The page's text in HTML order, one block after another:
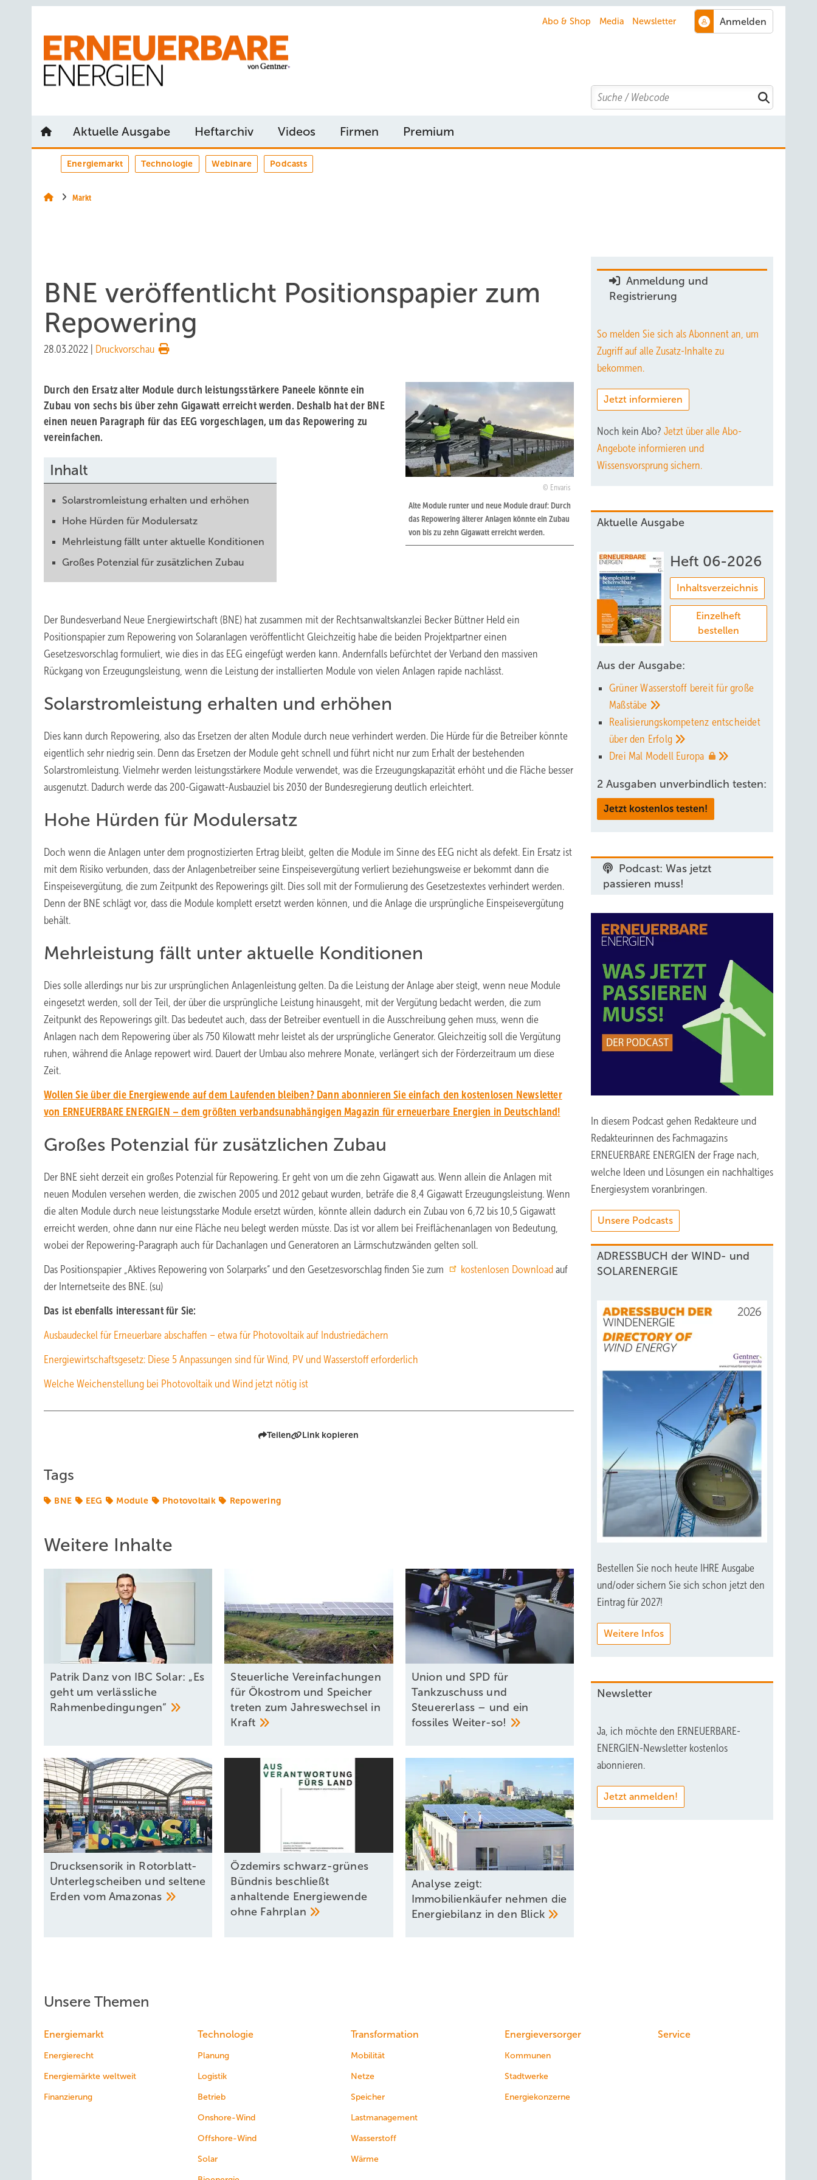
Abo & Shop Media Newsletter
Search
Aktuelle Ausgabe Heftarchiv Videos Firmen Premium
Energiemarkt Technologie Webinare Podcasts
Markt
BNE veröffentlicht Positionspapier zum
Repowering
28.03.2022 Druckvorschau
Envaris
Alte Module runter und neue Module drauf: Durch
das Repowering älterer Anlagen könnte ein Zubau
von bis zu zehn Gigawatt erreicht werden.
Durch den Ersatz alter Module durch leistungsstärkere Paneele könnte ein
Zubau von sechs bis über zehn Gigawatt erreicht werden. Deshalb hat der BNE
einen neuen Paragraph für das EEG vorgeschlagen, um das Repowering zu
vereinfachen.
Inhalt
Solarstromleistung erhalten und erhöhen
Hohe Hürden für Modulersatz
Mehrleistung fällt unter aktuelle Konditionen
Großes Potenzial für zusätzlichen Zubau
Der Bundesverband Neue Energiewirtschaft (BNE) hat zusammen mit der Rechtsanwaltskanzlei Becker Büttner Held ein
Positionspapier zum Repowering von Solaranlagen veröffentlicht Gleichzeitig habe die beiden Projektpartner einen
Gesetzesvorschlag formuliert, wie dies in das EEG eingefügt werden kann. Andernfalls befürchtet der Verband den massiven
Rückgang von Erzeugungsleistung, wenn die Leistung der installierten Module von vielen Anlagen rapide nachlässt.
Solarstromleistung erhalten und erhöhen
Dies kann durch Repowering, also das Ersetzen der alten Module durch neue verhindert werden. Die Hürde für die Betreiber könnte
eigentlich sehr niedrig sein. Denn das Ersetzen der Module geht schnell und führt nicht nur zum Erhalt der bestehenden
Solarstromleistung. Vielmehr werden leistungsstärkere Module verwendet, was die Erzeugungskapazität erhöht und die Fläche besser
ausgenutzt. Dadurch werde das 200-Gigawatt-Ausbauziel bis 2030 der Bundesregierung deutlich erleichtert.
Hohe Hürden für Modulersatz
Doch wenn die Anlagen unter dem prognostizierten Ertrag bleibt, gelten die Module im Sinne des EEG nicht als defekt. Ein Ersatz ist
mit dem Risiko verbunden, dass der Anlagenbetreiber seine Einspeisevergütung verliert beziehungsweise er bekommt dann die
Einspeisevergütung, die zum Zeitpunkt des Repowerings gilt. Dies soll mit der Formulierung des Gesetzestextes verhindert werden.
Denn der BNE schlägt vor, dass die Module komplett ersetzt werden können, und die Anlage die ursprüngliche Einspeisevergütung
behält.
Mehrleistung fällt unter aktuelle Konditionen
Dies solle allerdings nur bis zur ursprünglichen Anlagenleistung gelten. Da die Leistung der Anlage aber steigt, wenn neue Module
eingesetzt werden, soll der Teil, der über die ursprüngliche Leistung hinausgeht, mit der Vergütung bedacht werden, die zum
Zeitpunkt des Repowerings gilt. Das bedeutet auch, dass der Betreiber eventuell in die Ausschreibung gehen muss, wenn die
Anlagen nach dem Repowering über als 750 Kilowatt mehr leistet als der ursprüngliche Generator. Gleichzeitig soll die Vergütung
ruhen, während die Anlage repowert wird. Dauert der Umbau also mehrere Monate, verlängert sich der Förderzeitraum um diese
Zeit.
Wollen Sie über die Energiewende auf dem Laufenden bleiben? Dann abonnieren Sie einfach den kostenlosen Newsletter
von ERNEUERBARE ENERGIEN – dem größten verbandsunabhängigen Magazin für erneuerbare Energien in Deutschland!
Großes Potenzial für zusätzlichen Zubau
Der BNE sieht derzeit ein großes Potenzial für Repowering. Er geht von um die zehn Gigawatt aus. Wenn allein die Anlagen mit
neuen Modulen versehen werden, die zwischen 2005 und 2012 gebaut wurden, beträfe die 8,4 Gigawatt Erzeugungsleistung. Wenn
die alten Module durch neue leistungsstarke Module ersetzt würden, könnte allein dadurch ein Zubau von 6,72 bis 10,5 Gigawatt
erreicht werden, ohne dann nur eine Fläche neu belegt werden müsste. Das ist vor allem bei Freiflächenanlagen von Bedeutung,
wobei der Repowering-Paragraph auch für Dachanlagen und Generatoren an Lärmschutzwänden gelten soll.
Das Positionspapier „Aktives Repowering von Solarparks“ und den Gesetzesvorschlag finden Sie zum
kostenlosen Download auf
der Internetseite des BNE. (su)
Das ist ebenfalls interessant für Sie:
Ausbaudeckel für Erneuerbare abschaffen – etwa für Photovoltaik auf Industriedächern
Energiewirtschaftsgesetz: Diese 5 Anpassungen sind für Wind, PV und Wasserstoff erforderlich
Welche Weichenstellung bei Photovoltaik und Wind jetzt nötig ist
Teilen Link kopieren
Tags
BNE EEG Module Photovoltaik Repowering
Weitere Inhalte
Patrik Danz von IBC Solar: „Es
geht um verlässliche
Rahmenbedingungen“
Steuerliche Vereinfachungen
für Ökostrom und Speicher
treten zum Jahreswechsel in
Kraft
Union und SPD für
Tankzuschuss und
Steuererlass – und ein
fossiles Weiter-so!
Drucksensorik in Rotorblatt-
Unterlegscheiben und seltene
Erden vom Amazonas
Özdemirs schwarz-grünes
Bündnis beschließt
anhaltende Energiewende
ohne Fahrplan
Analyse zeigt:
Immobilienkäufer nehmen die
Energiebilanz in den Blick
Anmeldung und
Registrierung
So melden Sie sich als Abonnent an, um
Zugriff auf alle Zusatz-Inhalte zu
bekommen.
Jetzt informieren
Noch kein Abo? Jetzt über alle Abo-
Angebote informieren und
Wissensvorsprung sichern.
Aktuelle Ausgabe
Heft 06-2026
Inhaltsverzeichnis
Einzelheft
bestellen
Aus der Ausgabe:
Grüner Wasserstoff bereit für große
Maßstäbe
Realisierungskompetenz entscheidet
über den Erfolg
Drei Mal Modell Europa
2 Ausgaben unverbindlich testen:
Jetzt kostenlos testen!
Podcast: Was jetzt
passieren muss!
In diesem Podcast gehen Redakteure und
Redakteurinnen des Fachmagazins
ERNEUERBARE ENERGIEN der Frage nach,
welche Ideen und Lösungen ein nachhaltiges
Energiesystem voranbringen.
Unsere Podcasts
ADRESSBUCH der WIND- und
SOLARENERGIE
Bestellen Sie noch heute IHRE Ausgabe
und/oder sichern Sie sich schon jetzt den
Eintrag für 2027!
Weitere Infos
Newsletter
Ja, ich möchte den ERNEUERBARE-
ENERGIEN-Newsletter kostenlos
abonnieren.
Jetzt anmelden!
Unsere Themen
Energiemarkt
Energierecht
Energiemärkte weltweit
Finanzierung
Technologie
Planung
Logistik
Betrieb
Onshore-Wind
Offshore-Wind
Solar
Transformation
Mobilität
Netze
Speicher
Lastmanagement
Wasserstoff
Wärme
Energieversorger
Kommunen
Stadtwerke
Energiekonzerne
Service